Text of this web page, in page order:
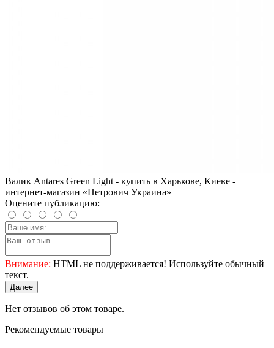
Валик Antares Green Light - купить в Харькове, Киеве -
интернет-магазин «Петрович Украина»
Оцените публикацию:
Внимание: HTML не поддерживается! Используйте обычный
текст.
Далее
Нет отзывов об этом товаре.
Рекомендуемые товары